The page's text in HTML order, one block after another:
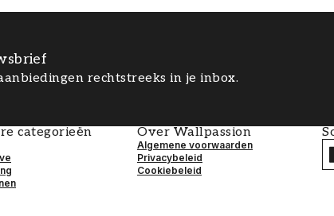
rechtstreeks in je inbox.
categorieën Over Wallpassion
Algemene voorwaarden
Privacybeleid
Cookiebeleid